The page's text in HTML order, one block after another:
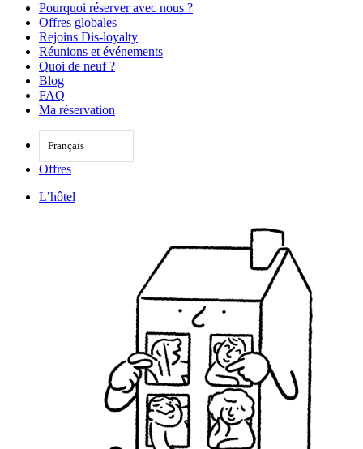
Pourquoi réserver avec nous ?
Offres globales
Rejoins Dis-loyalty
Réunions et événements
Quoi de neuf ?
Blog
FAQ
Ma réservation
Français
Offres
L’hôtel